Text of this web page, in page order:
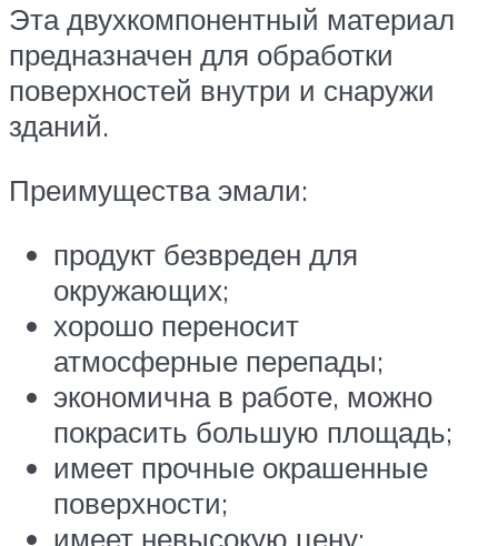
Эта двухкомпонентный материал
предназначен для обработки
поверхностей внутри и снаружи
зданий.
Преимущества эмали:
продукт безвреден для
окружающих;
хорошо переносит
атмосферные перепады;
экономична в работе, можно
покрасить большую площадь;
имеет прочные окрашенные
поверхности;
имеет невысокую цену;